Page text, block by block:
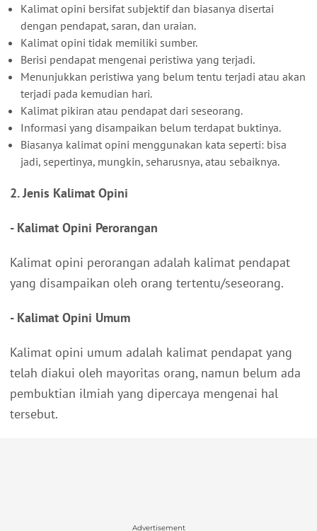
Kalimat opini bersifat subjektif dan biasanya disertai
dengan pendapat, saran, dan uraian.
Kalimat opini tidak memiliki sumber.
Berisi pendapat mengenai peristiwa yang terjadi.
Menunjukkan peristiwa yang belum tentu terjadi atau akan
terjadi pada kemudian hari.
Kalimat pikiran atau pendapat dari seseorang.
Informasi yang disampaikan belum terdapat buktinya.
Biasanya kalimat opini menggunakan kata seperti: bisa
jadi, sepertinya, mungkin, seharusnya, atau sebaiknya.
2. Jenis Kalimat Opini
- Kalimat Opini Perorangan
Kalimat opini perorangan adalah kalimat pendapat
yang disampaikan oleh orang tertentu/seseorang.
- Kalimat Opini Umum
Kalimat opini umum adalah kalimat pendapat yang
telah diakui oleh mayoritas orang, namun belum ada
pembuktian ilmiah yang dipercaya mengenai hal
tersebut.
Advertisement